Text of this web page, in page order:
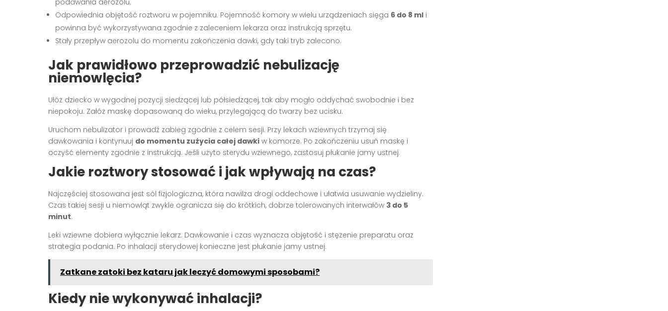
podawania aerozolu.
Odpowiednia objętość roztworu w pojemniku. Pojemność komory w wielu urządzeniach sięga 6 do 8 ml i
powinna być wykorzystywana zgodnie z zaleceniem lekarza oraz instrukcją sprzętu.
Stały przepływ aerozolu do momentu zakończenia dawki, gdy taki tryb zalecono.
Jak prawidłowo przeprowadzić nebulizację
niemowlęcia?
Ułóż dziecko w wygodnej pozycji siedzącej lub półsiedzącej, tak aby mogło oddychać swobodnie i bez
niepokoju. Załóż maskę dopasowaną do wieku, przylegającą do twarzy bez ucisku.
Uruchom nebulizator i prowadź zabieg zgodnie z celem sesji. Przy lekach wziewnych trzymaj się
dawkowania i kontynuuj do momentu zużycia całej dawki w komorze. Po zakończeniu usuń maskę i
oczyść elementy zgodnie z instrukcją. Jeśli użyto sterydu wziewnego, zastosuj płukanie jamy ustnej.
Jakie roztwory stosować i jak wpływają na czas?
Najczęściej stosowana jest sól fizjologiczna, która nawilża drogi oddechowe i ułatwia usuwanie wydzieliny.
Czas takiej sesji u niemowląt zwykle ogranicza się do krótkich, dobrze tolerowanych interwałów 3 do 5
minut.
Leki wziewne dobiera wyłącznie lekarz. Dawkowanie i czas wyznacza objętość i stężenie preparatu oraz
strategia podania. Po inhalacji sterydowej konieczne jest płukanie jamy ustnej.
Zatkane zatoki bez kataru jak leczyć domowymi sposobami?
Kiedy nie wykonywać inhalacji?